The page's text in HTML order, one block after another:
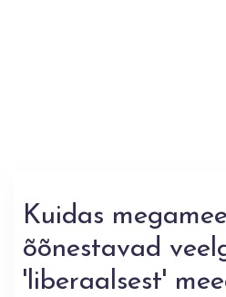
Kuidas
õõnestavad
'liberaalsest'